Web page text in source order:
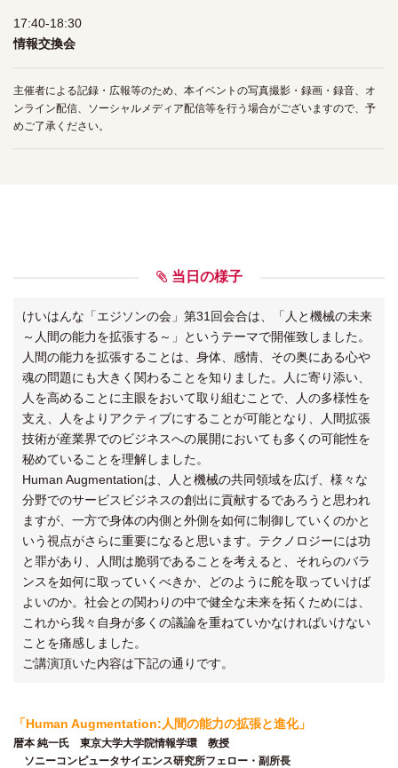
17:40-18:30
情報交換会
主催者による記録・広報等のため、本イベントの写真撮影・録画・録音、オ
ンライン配信、ソーシャルメディア配信等を行う場合がございますので、予
めご了承ください。
当日の様子
けいはんな「エジソンの会」第31回会合は、「人と機械の未来
～人間の能力を拡張する～」というテーマで開催致しました。
人間の能力を拡張することは、身体、感情、その奥にある心や
魂の問題にも大きく関わることを知りました。人に寄り添い、
人を高めることに主眼をおいて取り組むことで、人の多様性を
支え、人をよりアクティブにすることが可能となり、人間拡張
技術が産業界でのビジネスへの展開においても多くの可能性を
秘めていることを理解しました。
Human Augmentationは、人と機械の共同領域を広げ、様々な
分野でのサービスビジネスの創出に貢献するであろうと思われ
ますが、一方で身体の内側と外側を如何に制御していくのかと
いう視点がさらに重要になると思います。テクノロジーには功
と罪があり、人間は脆弱であることを考えると、それらのバラ
ンスを如何に取っていくべきか、どのように舵を取っていけば
よいのか。社会との関わりの中で健全な未来を拓くためには、
これから我々自身が多くの議論を重ねていかなければいけない
ことを痛感しました。
ご講演頂いた内容は下記の通りです。
「Human Augmentation:人間の能力の拡張と進化」
暦本 純一氏 東京大学大学院情報学環 教授
ソニーコンピュータサイエンス研究所フェロー・副所長